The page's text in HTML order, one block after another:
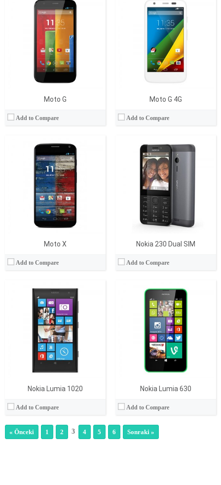
Moto G
Add to Compare
Moto G 4G
Add to Compare
Moto X
Add to Compare
Dual-core 1.7 GHz Krait
2 GB
16/32/64 GB
AMOLED, 4.7 inches
10 mega pixels
İşletim Sistemi:Android v4.2.2 (Jelly Bean), upgradable to v4.4.4 (KitKat)
View Details →
Nokia 230 Dual SIM
Add to Compare
2.8 inc
2 MP
İşletim Sistemi:
Series 30+
1200 mAh
View Details →
Nokia Lumia 1020
Add to Compare
Dual-core 1.5 GHz Krait
RAM Bellek: 2 GB
32/64 GB
AMOLED, 4.5 inches
41 mega pixels
İşletim Sistemi:Microsoft Windows Phone 8
View Details →
Nokia Lumia 630
Add to Compare
Quad-core 1.2 GHz Cortex-A7
RAM Bellek:512 MB
8 GB
IPS LCD, 4.5 inches
Kamera:5 Megapixel
İşletim Sistemi:
Microsoft Windows Phone 8.1
View Details →
« Önceki 1 2 3 4 5 6 Sonraki »